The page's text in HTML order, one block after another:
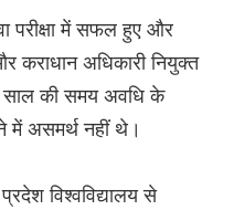
परीक्षा में सफल हुए और
कराधान अधिकारी नियुक्त
साल की समय अवधि के
में असमर्थ नहीं थे।
विश्वविद्यालय से